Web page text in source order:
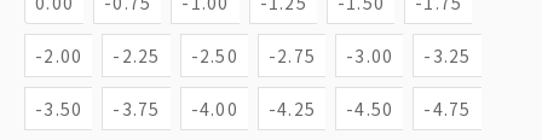
-2.00 -2.25 -2.50 -2.75 -3.00 -3.25
-3.50 -3.75 -4.00 -4.25 -4.50 -4.75